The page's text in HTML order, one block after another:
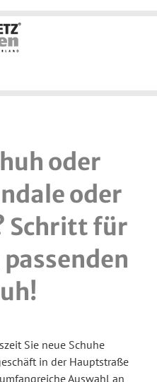
oder
oder
Schritt für
Sie neue Schuhe
in der Hauptstraße
Auswahl an